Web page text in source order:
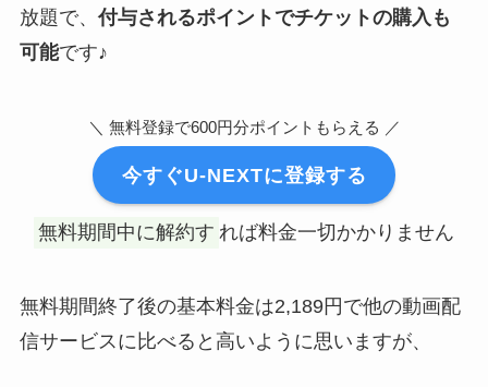
放題で、付与されるポイントでチケットの購入も
可能です♪
＼ 無料登録で600円分ポイントもらえる ／
今すぐU-NEXTに登録する
無料期間中に解約す れば料金一切かかりません
無料期間終了後の基本料金は2,189円で他の動画配
信サービスに比べると高いように思いますが、